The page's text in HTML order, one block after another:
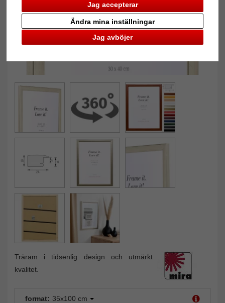
Jag accepterar
Jag avböjer
Ändra mina inställningar
Träram i tidsenlig design och utmärkt
kvalitet.
format: 35x100 cm